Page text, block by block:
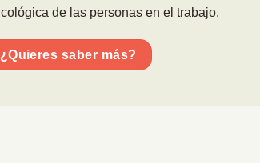
de las personas en el trabajo.
¿Quieres saber más?